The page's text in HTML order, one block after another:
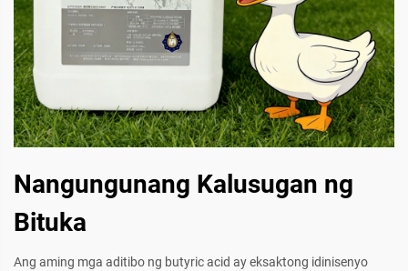
Nangungunang Kalusugan ng
Bituka
Ang aming mga aditibo ng butyric acid ay eksaktong idinisenyo